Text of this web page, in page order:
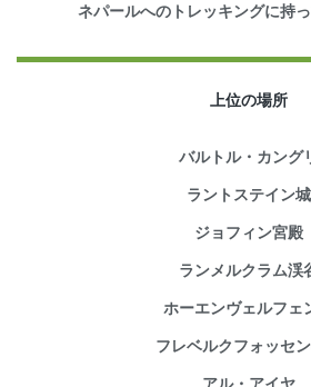
ネパールへのトレッキングに持
上位の場所
バルトル・カング
ラントステイン城
ジョフィン宮殿
ランメルクラム渓
ホーエンヴェルフェ
フレベルクフォッセ